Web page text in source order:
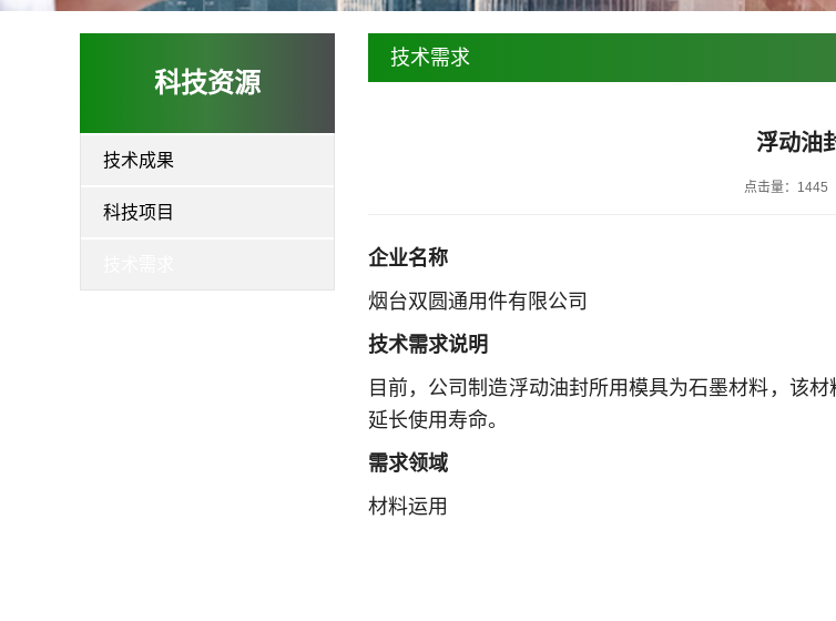
科技资源
技术成果
科技项目
技术需求
浮动油
点击量：1445
企业名称
烟台双圆通用件有限公司
技术需求说明
目前，公司制造浮动油封所用模具为石墨材料，该
延长使用寿命。
需求领域
材料运用